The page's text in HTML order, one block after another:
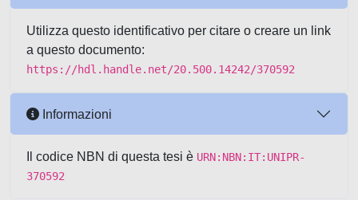
Utilizza questo identificativo per citare o creare un link
a questo documento:
https://hdl.handle.net/20.500.14242/370592
Informazioni
Il codice NBN di questa tesi è URN:NBN:IT:UNIPR-
370592